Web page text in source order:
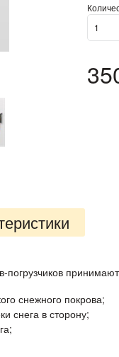
погрузчиков
снежного покрова;
снега в сторону;